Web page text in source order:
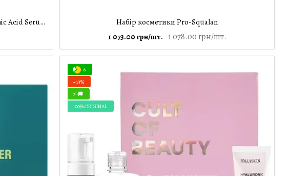
Сироватка для обличчя HOLLYSKIN Hyaluronic Acid Serum + Ролер для обличчя, 30 мл Набір коcметики Pro-Squalan
1 078.00 грн/шт.
1 073.00 грн/шт.
6
−13%
⚡ 🚚
100% ORIGINAL